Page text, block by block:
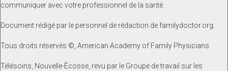
communiquer avec votre professionnel de la santé.
Document rédigé par le personnel de rédaction de familydoctor.org.
Tous droits réservés ©, American Academy of Family Physicians
Télésoins, Nouvelle-Écosse, revu par le Groupe de travail sur les